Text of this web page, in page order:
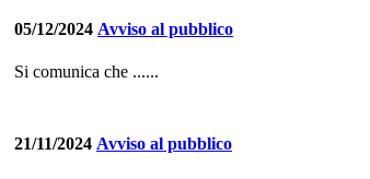
05/12/2024 Avviso al pubblico
Si comunica che ......
21/11/2024 Avviso al pubblico